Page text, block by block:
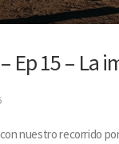
Ep 15 – La
nuestro recorrido